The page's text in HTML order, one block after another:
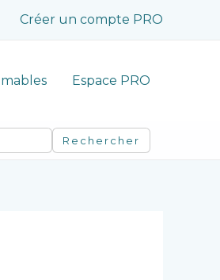
Créer un compte PRO
Espace PRO
Rechercher